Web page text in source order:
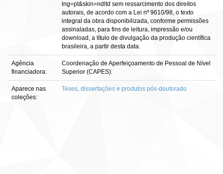
lng=pt&skin=ndltd sem ressarcimento dos direitos
autorais, de acordo com a Lei nº 9610/98, o texto
integral da obra disponibilizada, conforme permissões
assinaladas, para fins de leitura, impressão e/ou
download, a título de divulgação da produção científica
brasileira, a partir desta data.
Agência
financiadora:
Coordenação de Aperfeiçoamento de Pessoal de Nível
Superior (CAPES).
Aparece nas
coleções:
Teses, dissertações e produtos pós-doutorado